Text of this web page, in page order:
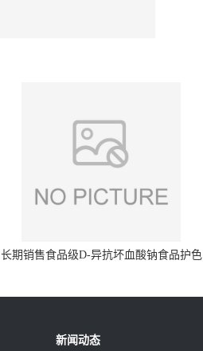
长期销售食品级D-异抗坏血酸钠食品护色
新闻动态